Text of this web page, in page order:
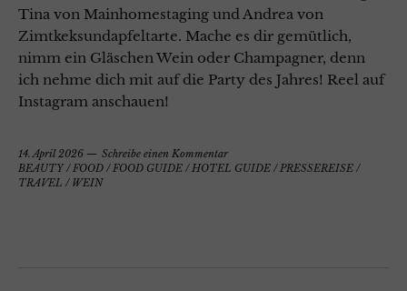
Tina von Mainhomestaging und Andrea von
Zimtkeksundapfeltarte. Mache es dir gemütlich,
nimm ein Gläschen Wein oder Champagner, denn
ich nehme dich mit auf die Party des Jahres! Reel auf
Instagram anschauen!
14. April 2026
Schreibe einen Kommentar
BEAUTY /FOOD /FOOD GUIDE /HOTEL GUIDE /PRESSEREISE /
TRAVEL / WEIN